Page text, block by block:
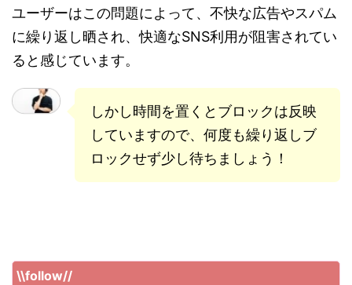
ユーザーはこの問題によって、不快な広告やスパム
に繰り返し晒され、快適なSNS利用が阻害されてい
ると感じています。
しかし時間を置くとブロックは反映
していますので、何度も繰り返しブ
ロックせず少し待ちましょう！
\\follow//